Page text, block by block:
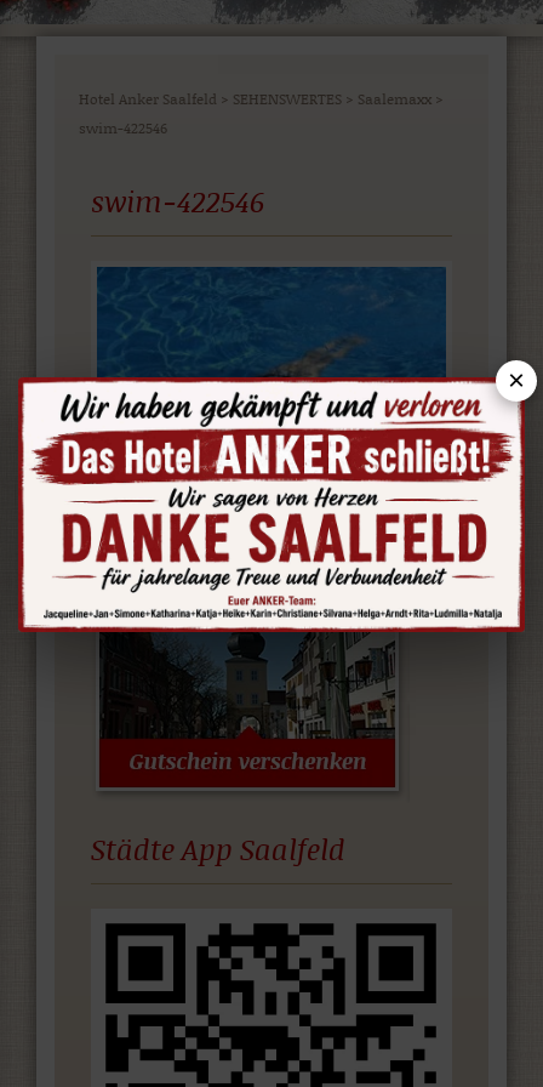
Hotel Anker Saalfeld > SEHENSWERTES > Saalemaxx >
swim-422546
swim-422546
Städte App Saalfeld
×